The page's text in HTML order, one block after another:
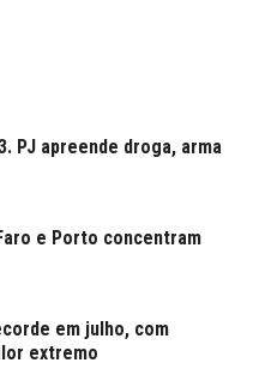
PJ apreende droga, arma
e Porto concentram
em julho, com
extremo